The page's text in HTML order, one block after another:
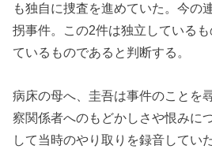
も独自に捜査を進めていた。今の
拐事件。この2件は独立している
ているものであると判断する。
病床の母へ、圭吾は事件のことを
察関係者へのもどかしさや恨みに
して当時のやり取りを録音してい